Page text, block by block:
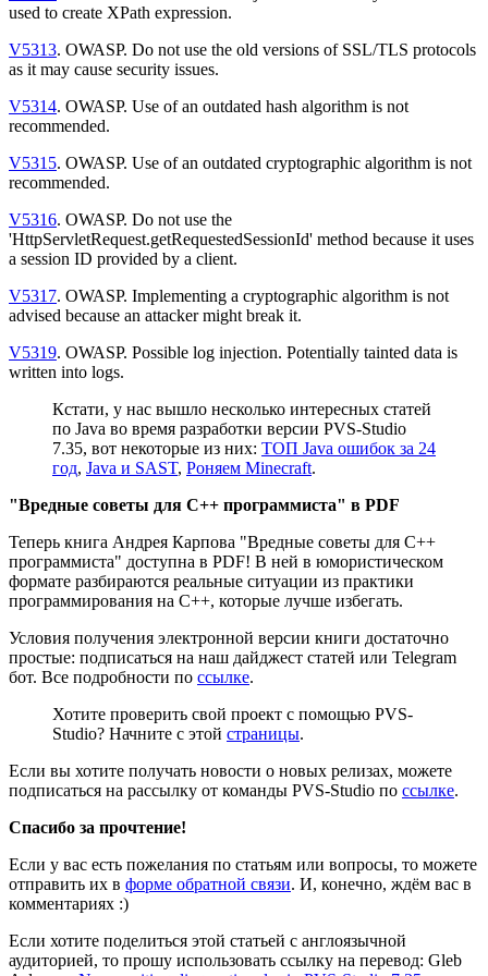
used to create XPath expression.
V5313. OWASP. Do not use the old versions of SSL/TLS protocols
as it may cause security issues.
V5314. OWASP. Use of an outdated hash algorithm is not
recommended.
V5315. OWASP. Use of an outdated cryptographic algorithm is not
recommended.
V5316. OWASP. Do not use the
'HttpServletRequest.getRequestedSessionId' method because it uses
a session ID provided by a client.
V5317. OWASP. Implementing a cryptographic algorithm is not
advised because an attacker might break it.
V5319. OWASP. Possible log injection. Potentially tainted data is
written into logs.
Кстати, у нас вышло несколько интересных статей
по Java во время разработки версии PVS-Studio
7.35, вот некоторые из них: ТОП Java ошибок за 24
год, Java и SAST, Роняем Minecraft.
"Вредные советы для C++ программиста" в PDF
Теперь книга Андрея Карпова "Вредные советы для C++
программиста" доступна в PDF! В ней в юмористическом
формате разбираются реальные ситуации из практики
программирования на C++, которые лучше избегать.
Условия получения электронной версии книги достаточно
простые: подписаться на наш дайджест статей или Telegram
бот. Все подробности по ссылке.
Хотите проверить свой проект с помощью PVS-
Studio? Начните с этой страницы.
Если вы хотите получать новости о новых релизах, можете
подписаться на рассылку от команды PVS-Studio по ссылке.
Спасибо за прочтение!
Если у вас есть пожелания по статьям или вопросы, то можете
отправить их в форме обратной связи. И, конечно, ждём вас в
комментариях :)
Если хотите поделиться этой статьей с англоязычной
аудиторией, то прошу использовать ссылку на перевод: Gleb